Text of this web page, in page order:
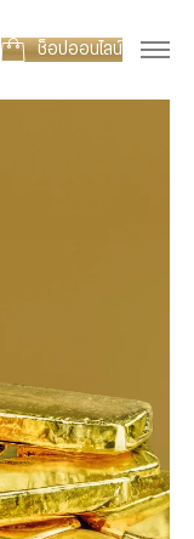
ช็อปออนไลน์